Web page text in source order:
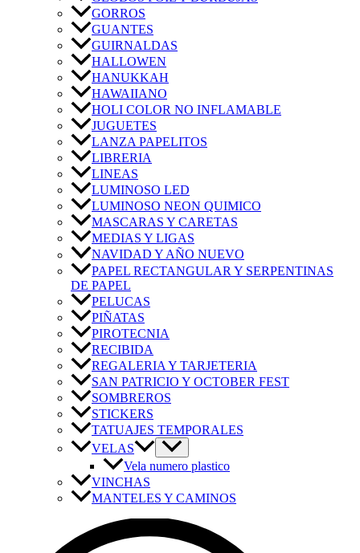
GORROS
GUANTES
GUIRNALDAS
HALLOWEN
HANUKKAH
HAWAIIANO
HOLI COLOR NO INFLAMABLE
JUGUETES
LANZA PAPELITOS
LIBRERIA
LINEAS
LUMINOSO LED
LUMINOSO NEON QUIMICO
MASCARAS Y CARETAS
MEDIAS Y LIGAS
NAVIDAD Y AÑO NUEVO
PAPEL RECTANGULAR Y SERPENTINAS
DE PAPEL
PELUCAS
PIÑATAS
PIROTECNIA
RECIBIDA
REGALERIA Y TARJETERIA
SAN PATRICIO Y OCTOBER FEST
SOMBREROS
STICKERS
TATUAJES TEMPORALES
VELAS
Vela numero plastico
VINCHAS
MANTELES Y CAMINOS